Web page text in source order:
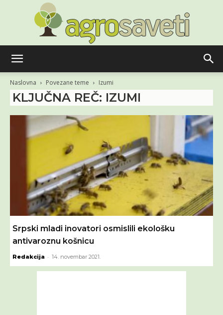
Naslovna Povezane teme Izumi
KLJUČNA REČ: IZUMI
Srpski mladi inovatori osmislili ekološku
antivaroznu košnicu
Redakcija - 14. novembar 2021.